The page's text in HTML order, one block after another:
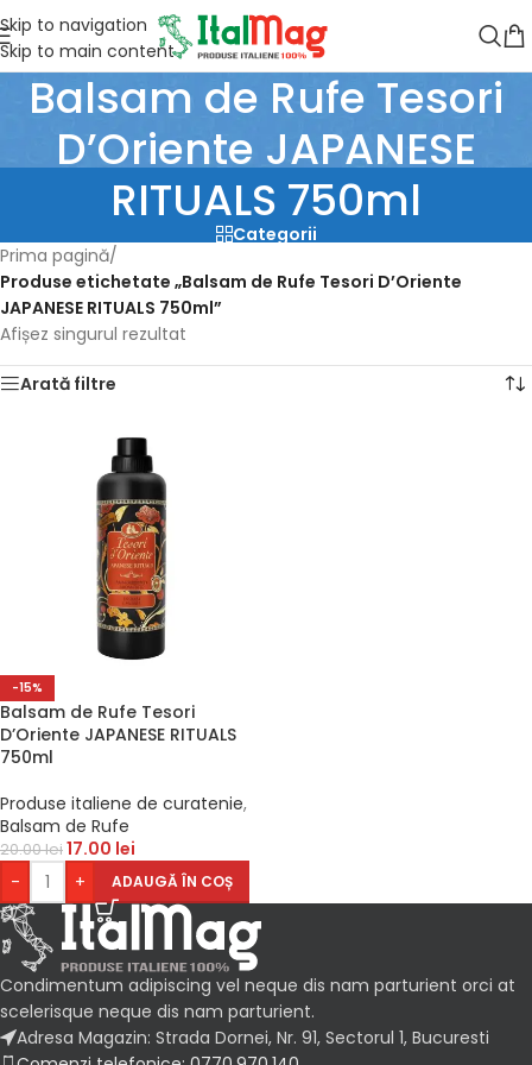
Skip to navigation
Skip to main content
Balsam de Rufe Tesori
D’Oriente JAPANESE
RITUALS 750ml
Categorii
Prima pagină/
Produse etichetate „Balsam de Rufe Tesori D’Oriente
JAPANESE RITUALS 750ml”
Afișez singurul rezultat
Arată filtre
-15%
Balsam de Rufe Tesori
D’Oriente JAPANESE RITUALS
750ml
Produse italiene de curatenie,
Balsam de Rufe
20.00lei17.00 lei
-
+ ADAUGĂ ÎN COȘ
Condimentum adipiscing vel neque dis nam parturient orci at
scelerisque neque dis nam parturient.
Adresa Magazin: Strada Dornei, Nr. 91, Sectorul 1, Bucuresti